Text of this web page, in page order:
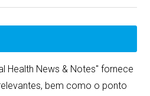
Health News & Notes" fornece
bem como o ponto